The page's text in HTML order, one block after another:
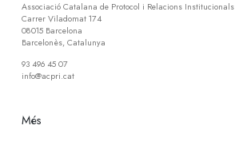
Associació Catalana de Protocol i Relacions Institucionals
Carrer Viladomat 174
08015 Barcelona
Barcelonès, Catalunya
93 496 45 07
info@acpri.cat
Més